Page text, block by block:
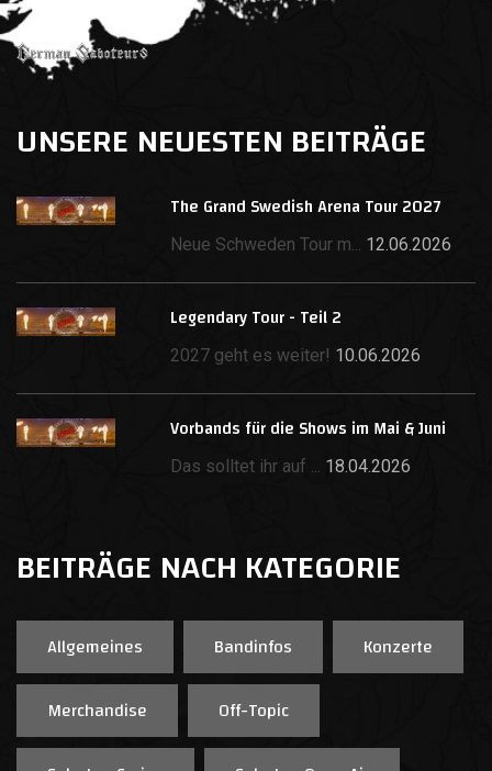
UNSERE NEUESTEN BEITRÄGE
The Grand Swedish Arena Tour 2027
Neue Schweden Tour m... 12.06.2026
Legendary Tour - Teil 2
2027 geht es weiter! 10.06.2026
Vorbands für die Shows im Mai & Juni
Das solltet ihr auf ... 18.04.2026
BEITRÄGE NACH KATEGORIE
Allgemeines Bandinfos
Konzerte
Merchandise
Off-Topic